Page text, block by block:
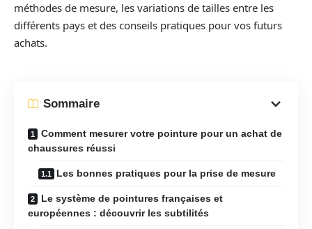
méthodes de mesure, les variations de tailles entre les
différents pays et des conseils pratiques pour vos futurs
achats.
Sommaire
Comment mesurer votre pointure pour un achat de
chaussures réussi
Les bonnes pratiques pour la prise de mesure
Le système de pointures françaises et
européennes : découvrir les subtilités